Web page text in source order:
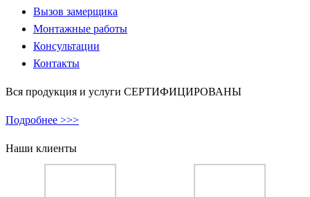
Вызов замерщика
Монтажные работы
Консультации
Контакты
Вся продукция и услуги СЕРТИФИЦИРОВАНЫ
Подробнее >>>
Наши клиенты